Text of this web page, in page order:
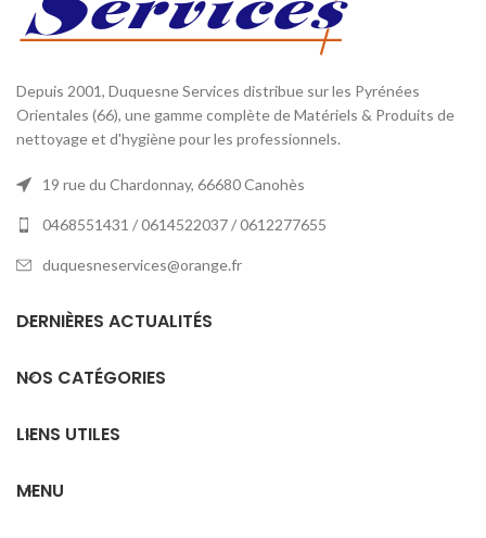
Depuis 2001, Duquesne Services distribue sur les Pyrénées
Orientales (66), une gamme complète de Matériels & Produits de
nettoyage et d'hygiène pour les professionnels.
19 rue du Chardonnay, 66680 Canohès
0468551431 / 0614522037 / 0612277655
duquesneservices@orange.fr
DERNIÈRES ACTUALITÉS
NOS CATÉGORIES
LIENS UTILES
MENU